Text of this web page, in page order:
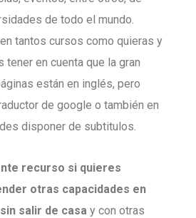
de todo el mundo.
tantos cursos como quieras y
en cuenta que la gran
están en inglés, pero
de google o también en
disponer de subtitulos.
recurso si quieres
otras capacidades en
salir de casa y con otras